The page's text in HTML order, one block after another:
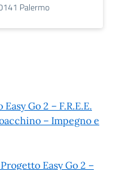
Palermo
Go 2 – F.R.E.E.
– Impegno e
Easy Go 2 –